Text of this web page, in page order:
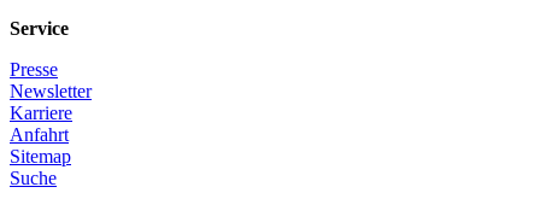
Service
Presse
Newsletter
Karriere
Anfahrt
Sitemap
Suche